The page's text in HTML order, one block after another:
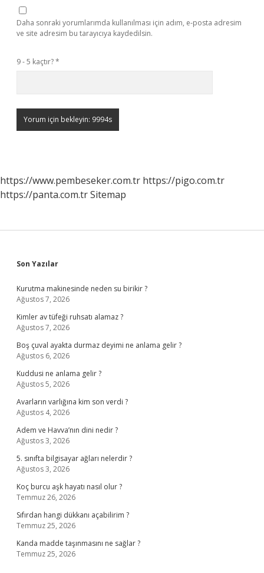
Daha sonraki yorumlarımda kullanılması için adım, e-posta adresim
ve site adresim bu tarayıcıya kaydedilsin.
9 - 5 kaçtır?*
https://www.pembeseker.com.tr https://pigo.com.tr
https://panta.com.trSitemap
Sidebar
Son Yazılar
Kurutma makinesinde neden su birikir ?
Ağustos 7, 2026
Kimler av tüfeği ruhsatı alamaz ?
Ağustos 7, 2026
Boş çuval ayakta durmaz deyimi ne anlama gelir ?
Ağustos 6, 2026
Kuddusi ne anlama gelir ?
Ağustos 5, 2026
Avarların varlığına kim son verdi ?
Ağustos 4, 2026
Adem ve Havva’nın dini nedir ?
Ağustos 3, 2026
5. sınıfta bilgisayar ağları nelerdir ?
Ağustos 3, 2026
Koç burcu aşk hayatı nasıl olur ?
Temmuz 26, 2026
Sıfırdan hangi dükkanı açabilirim ?
Temmuz 25, 2026
Kanda madde taşınmasını ne sağlar ?
Temmuz 25, 2026